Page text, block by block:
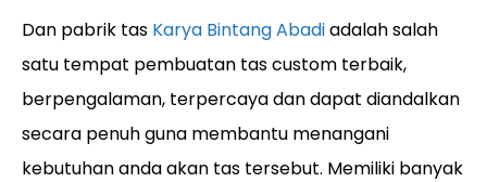
Dan pabrik tas Karya Bintang Abadiadalah salah
satu tempat pembuatan tas custom terbaik,
berpengalaman, terpercaya dan dapat diandalkan
secara penuh guna membantu menangani
kebutuhan anda akan tas tersebut. Memiliki banyak